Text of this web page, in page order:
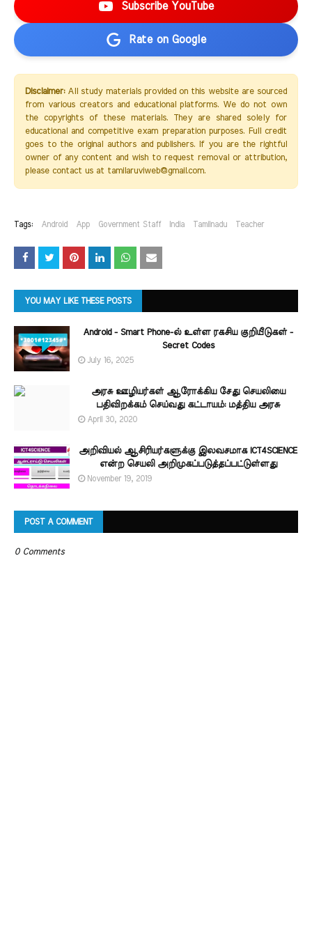
Subscribe YouTube
Rate on Google
Disclaimer:All study materials provided on this website are sourced
from various creators and educational platforms. We do not own
the copyrights of these materials. They are shared solely for
educational and competitive exam preparation purposes. Full credit
goes to the original authors and publishers. If you are the rightful
owner of any content and wish to request removal or attribution,
please contact us at tamilaruviweb@gmail.com.
Tags: Android App Government Staff India Tamilnadu Teacher
YOU MAY LIKE THESE POSTS
Android - Smart Phone-ல் உள்ள ரகசிய குறியீடுகள் -
Secret Codes
July 16, 2025
அரசு ஊழியர்கள் ஆரோக்கிய சேது செயலியை
பதிவிறக்கம் செய்வது கட்டாயம்: மத்திய அரசு
April 30, 2020
அறிவியல் ஆசிரியர்களுக்கு இலவசமாக ICT4SCIENCE
என்ற செயலி அறிமுகப்படுத்தப்பட்டுள்ளது
November 19, 2019
POST A COMMENT
0 Comments